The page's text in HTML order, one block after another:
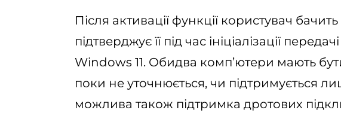
Після активації функції користувач
підтверджує її під час ініціалізації
Windows 11. Обидва комп’ютери мають
поки не уточнюється, чи підтримується
можлива також підтримка дротових